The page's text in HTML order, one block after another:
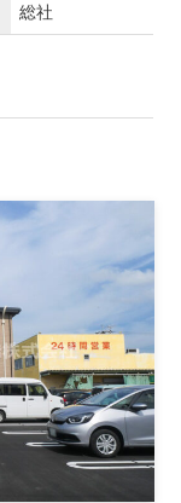
総社